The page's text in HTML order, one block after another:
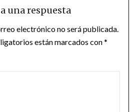
una respuesta
electrónico no será publicada.
están marcados con*